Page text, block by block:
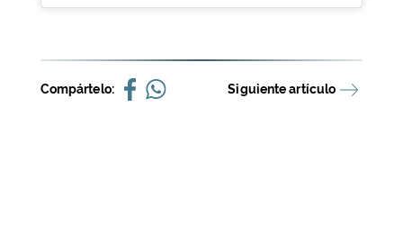
Compártelo: Siguiente artículo